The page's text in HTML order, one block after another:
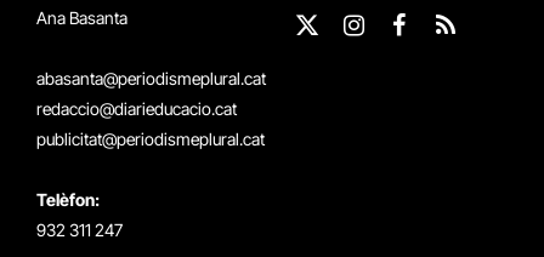
Ana Basanta
abasanta@periodismeplural.cat
redaccio@diarieducacio.cat
publicitat@periodismeplural.cat
Telèfon:
932 311 247
X
InstagramFacebook
RSS